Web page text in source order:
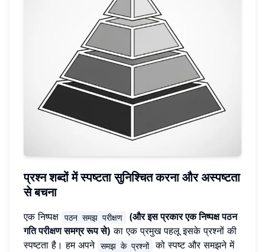
प्रश्न शब्दों में स्पष्टता सुनिश्चित करना और अस्पष्टता
से बचना
एक निष्पक्ष पठन समझ परीक्षण (और इस प्रकार एक निष्पक्षपठन
गति परीक्षणसमग्र रूप से) का एक प्रमुख पहलू इसके प्रश्नों की
स्पष्टता है। हम अपने समझ के प्रश्नों को स्पष्ट और समझने में